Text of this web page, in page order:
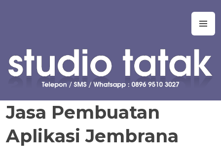
Jasa pembuatan skripsi Teknik Informatika, Sistem Informasi,
Manajemen Informasi, Teknologi Informasi, Ilmu Komputer,
Lunak. Jasa bantuan, bimbingan, konsultasi, kursus, les privat
dalam pembuatan tugas akhir dan skripsi. Jasa koding program
untuk tugas kuliah, kerja praktek, tugas akhir, skripsi, tesis, dan
prototipe, purwarupa, program, aplikasi, software, perangkat
lunak, sistem, perhitungan manual, simulasi, model, laporan, jurnal,
dan presentasi.
Jasa Pembuatan
Aplikasi Jembrana